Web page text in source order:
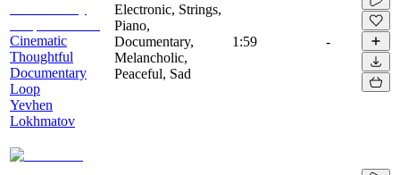
Cinematic
Thoughtful
Documentary
Loop
Yevhen
Lokhmatov
Electronic, Strings,
Piano,
Documentary,
Melancholic,
Peaceful, Sad
1:59 -